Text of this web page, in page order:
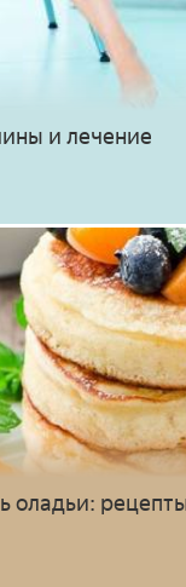
и лечение
оладьи: